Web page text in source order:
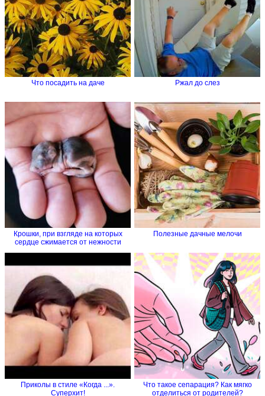
Что посадить на даче Ржал до слез
Крошки, при взгляде на которых
сердце сжимается от нежности
Полезные дачные мелочи
Приколы в стиле «Когда ...».
Суперхит!
Что такое сепарация? Как мягко
отделиться от родителей?